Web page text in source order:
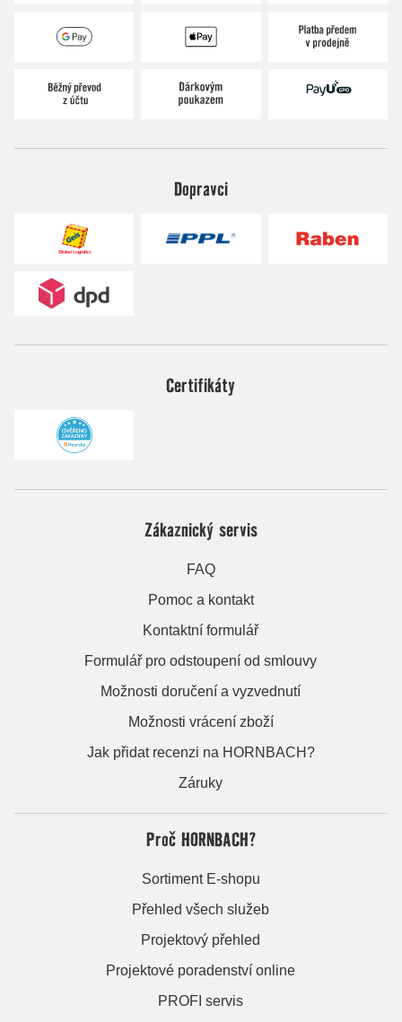
Dopravci
Certifikáty
Zákaznický servis
FAQ
Pomoc a kontakt
Kontaktní formulář
Formulář pro odstoupení od smlouvy
Možnosti doručení a vyzvednutí
Možnosti vrácení zboží
Jak přidat recenzi na HORNBACH?
Záruky
Proč HORNBACH?
Sortiment E-shopu
Přehled všech služeb
Projektový přehled
Projektové poradenství online
PROFI servis